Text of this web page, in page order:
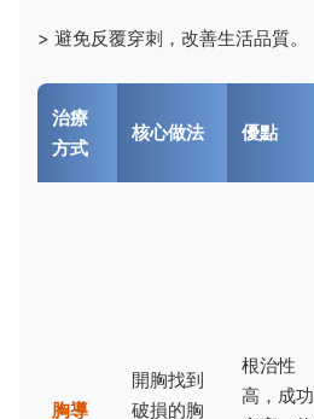
> 避免反覆穿刺，改善生活品質。
治療
方式
核心做法 優點
胸導
開胸找到
破損的胸
根治性
高，成功